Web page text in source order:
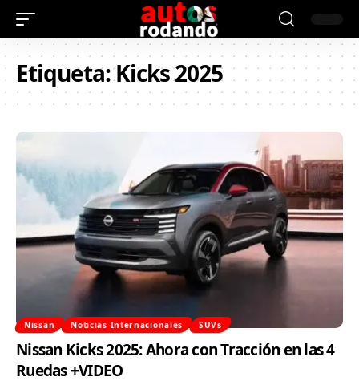
Etiqueta:Kicks 2025
Nissan Noticias Internacionales SUVs
Nissan Kicks 2025: Ahora con Tracción en las 4
Ruedas +VIDEO